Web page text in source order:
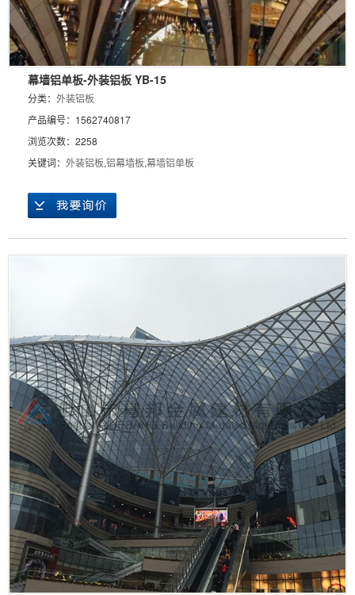
幕墙铝单板-外装铝板 YB-15
分类： 外装铝板
产品编号：1562740817
浏览次数：2258
关键词： 外装铝板,铝幕墙板,幕墙铝单板